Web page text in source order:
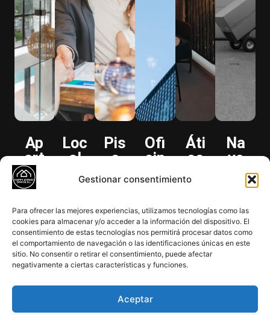
Gestionar consentimiento
Para ofrecer las mejores experiencias, utilizamos tecnologías como las
cookies para almacenar y/o acceder a la información del dispositivo. El
consentimiento de estas tecnologías nos permitirá procesar datos como
el comportamiento de navegación o las identificaciones únicas en este
sitio. No consentir o retirar el consentimiento, puede afectar
negativamente a ciertas características y funciones.
Aceptar
Ap
art
am
ent
o
de
lujo
en
el
Loc
al
co
me
rci
al
en
zon
a
Pis
o
fa
mili
ar
con
vis
tas
al
que
Ofi
cin
a
mo
der
na
en
dis
trit
fin
anc
Áti
co
con
terr
aza
priv
ada
Haz
clic
aquí
Na
ve
ind
ust
rial
en
polí
gon
égi